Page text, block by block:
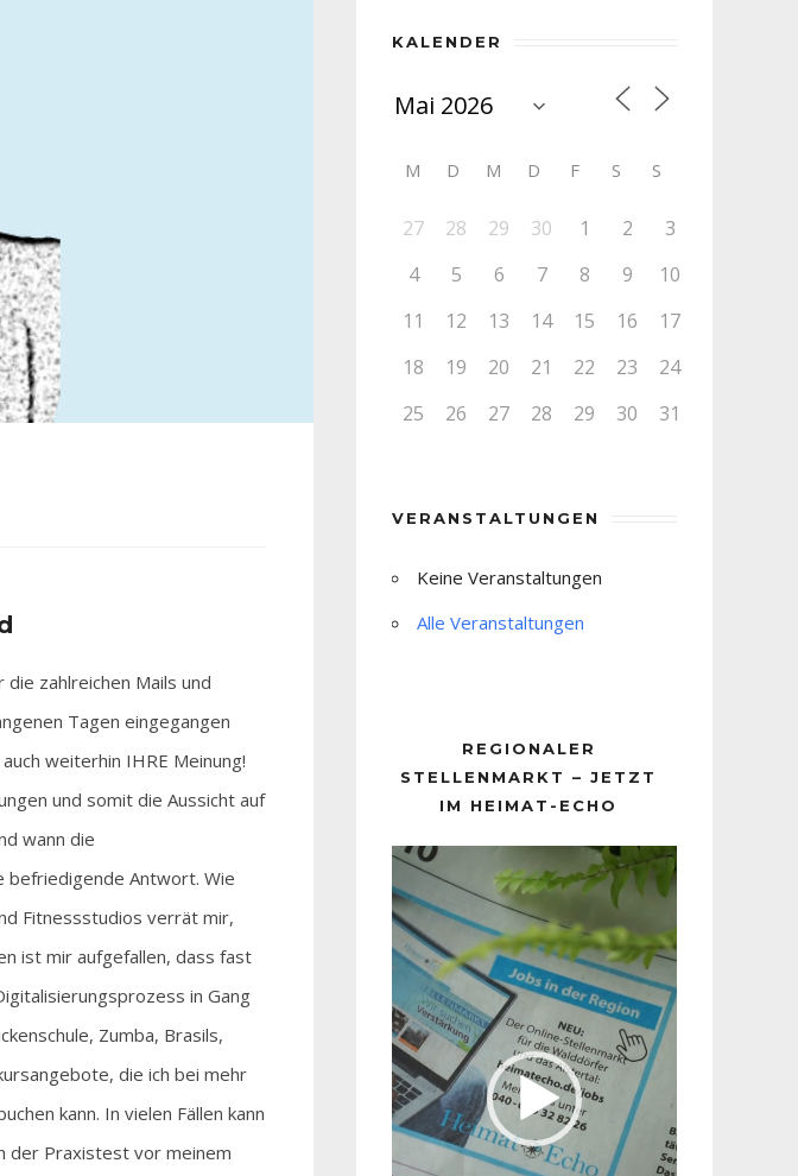
zahlreichen Mails und
Tagen eingegangen
weiterhin IHRE Meinung!
und somit die Aussicht auf
wann die
befriedigende Antwort. Wie
Fitnessstudios verrät mir,
ist mir aufgefallen, dass fast
in Gang
Zumba, Brasils,
die ich bei mehr
kann. In vielen Fällen kann
der Praxistest vor meinem
KALENDER
M D M D F S S
27 28 29 30 1 2
3
4
5 6 7 8 9
10
11
12 13 14 15 16
17
18
19 20 21 22 23
24
25
26 27 28 29 30 31
VERANSTALTUNGEN
Keine Veranstaltungen
Alle Veranstaltungen
REGIONALER
STELLENMARKT – JETZT
IM HEIMAT-ECHO
Player